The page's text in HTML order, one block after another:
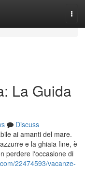
La Guida
Discuss
ai amanti del mare.
e la ghiaia fine, è
perdere l'occasione di
22474593/vacanze-